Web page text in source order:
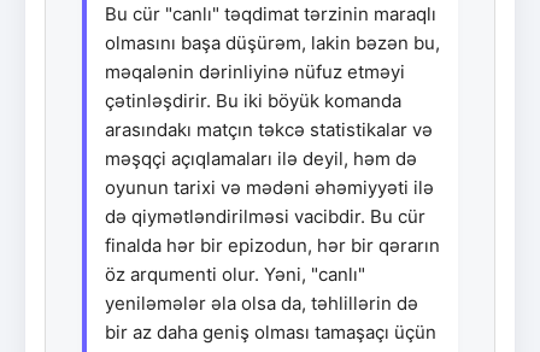
Bu cür "canlı" təqdimat tərzinin maraqlı
olmasını başa düşürəm, lakin bəzən bu,
məqalənin dərinliyinə nüfuz etməyi
çətinləşdirir. Bu iki böyük komanda
arasındakı matçın təkcə statistikalar və
məşqçi açıqlamaları ilə deyil, həm də
oyunun tarixi və mədəni əhəmiyyəti ilə
də qiymətləndirilməsi vacibdir. Bu cür
finalda hər bir epizodun, hər bir qərarın
öz arqumenti olur. Yəni, "canlı"
yeniləmələr əla olsa da, təhlillərin də
bir az daha geniş olması tamaşaçı üçün